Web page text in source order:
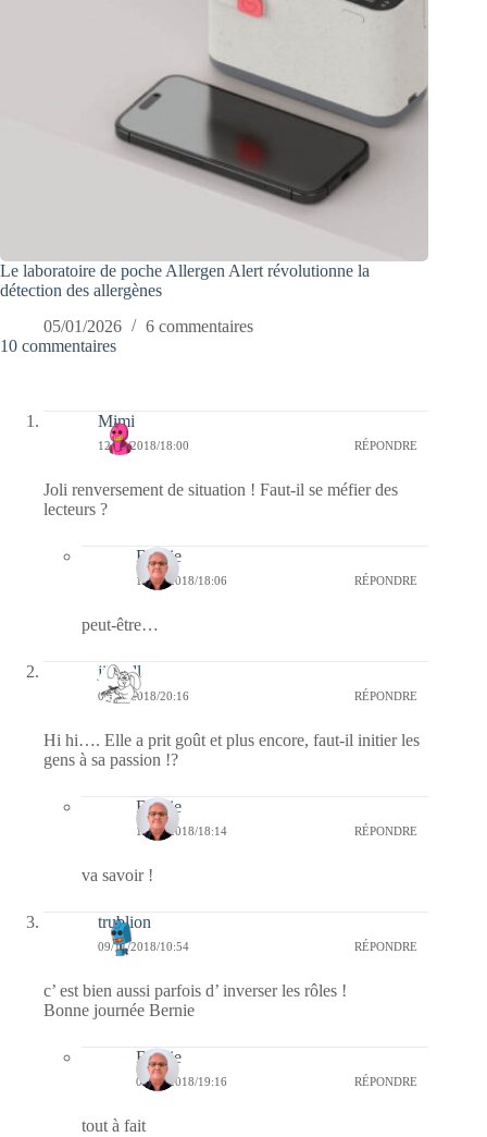
Le laboratoire de poche Allergen Alert révolutionne la
détection des allergènes
05/01/2026
6 commentaires
10 commentaires
Mimi
12/11/2018/18:00 RÉPONDRE
Joli renversement de situation ! Faut-il se méfier des
lecteurs ?
Bernie
12/11/2018/18:06 RÉPONDRE
peut-être…
jill bill
09/11/2018/20:16 RÉPONDRE
Hi hi…. Elle a prit goût et plus encore, faut-il initier les
gens à sa passion !?
Bernie
10/11/2018/18:14 RÉPONDRE
va savoir !
trublion
09/11/2018/10:54 RÉPONDRE
c’ est bien aussi parfois d’ inverser les rôles !
Bonne journée Bernie
Bernie
09/11/2018/19:16 RÉPONDRE
tout à fait